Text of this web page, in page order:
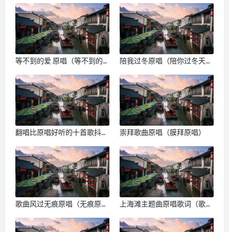
等不到的爱 原唱（等不到的
陪我过冬原唱（陪你过冬天原
翻唱比原唱好听的十首歌抖音
崇拜歌曲原唱（膜拜原唱）
歌曲风过无痕原唱（无痕原
上海滩主题曲原唱歌词（歌曲